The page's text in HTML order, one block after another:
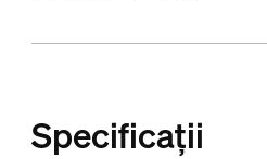
Specificații